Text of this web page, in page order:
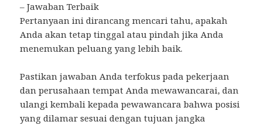
– Jawaban Terbaik
Pertanyaan ini dirancang mencari tahu, apakah
Anda akan tetap tinggal atau pindah jika Anda
menemukan peluang yang lebih baik.
Pastikan jawaban Anda terfokus pada pekerjaan
dan perusahaan tempat Anda mewawancarai, dan
ulangi kembali kepada pewawancara bahwa posisi
yang dilamar sesuai dengan tujuan jangka